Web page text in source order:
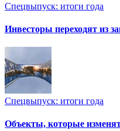
Спецвыпуск: итоги года
Инвесторы переходят из
Спецвыпуск: итоги года
Объекты, которые